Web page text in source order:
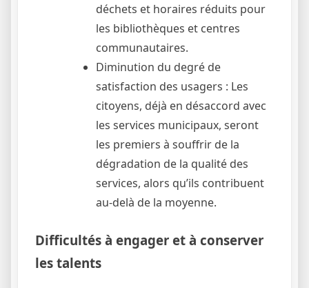
déchets et horaires réduits pour
les bibliothèques et centres
communautaires.
Diminution du degré de
satisfaction des usagers : Les
citoyens, déjà en désaccord avec
les services municipaux, seront
les premiers à souffrir de la
dégradation de la qualité des
services, alors qu’ils contribuent
au-delà de la moyenne.
Difficultés à engager et à conserver
les talents